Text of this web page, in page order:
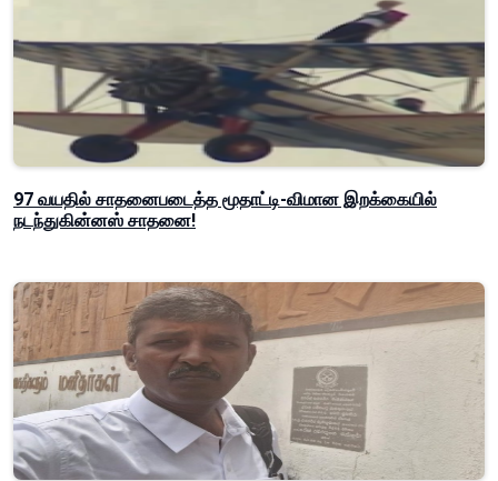
97 வயதில் சாதனைபடைத்த மூதாட்டி-விமான இறக்கையில்
நடந்துகின்னஸ் சாதனை!